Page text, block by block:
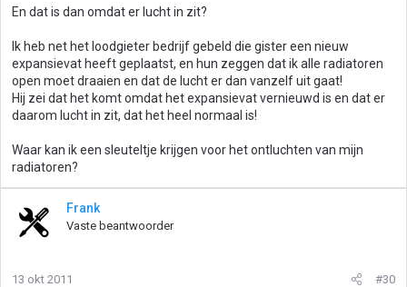
En dat is dan omdat er lucht in zit?
Ik heb net het loodgieter bedrijf gebeld die gister een nieuw
expansievat heeft geplaatst, en hun zeggen dat ik alle radiatoren
open moet draaien en dat de lucht er dan vanzelf uit gaat!
Hij zei dat het komt omdat het expansievat vernieuwd is en dat er
daarom lucht in zit, dat het heel normaal is!
Waar kan ik een sleuteltje krijgen voor het ontluchten van mijn
radiatoren?
Frank
Vaste beantwoorder
13 okt 2011 #30